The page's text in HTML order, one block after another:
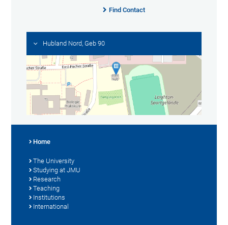
Find Contact
Hubland Nord, Geb 90
Home
The University
Studying at JMU
Research
Teaching
Institutions
International